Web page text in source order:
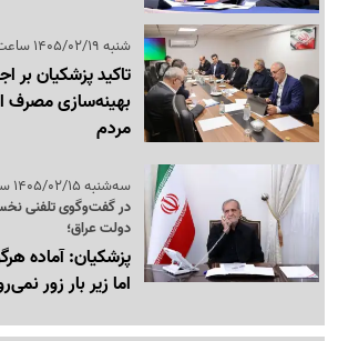
شنبه 1405/02/19 ساعت 20:03
تاکید پزشکیان بر
بهینه‌سازی مصرف
مردم
سه‌شنبه 1405/02/15 ساعت 21:24
در گفت‌وگوی تلفنی
دولت عراق؛
پزشکیان: آماده
اما زیر بار زور